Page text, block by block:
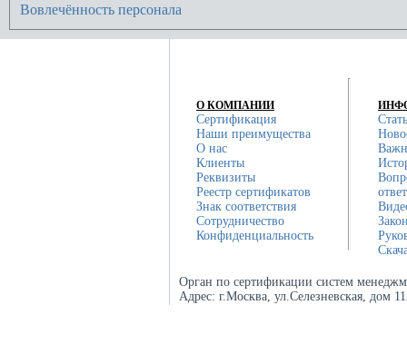
Вовлечённость персонала
О КОМПАНИИ
Сертификация
Наши преимущества
О нас
Клиенты
Реквизиты
Реестр сертификатов
Знак соответствия
Сотрудничество
Конфиденциальность
Орган по сертификации систем
Адрес: г.Москва, ул.Селезневская, дом